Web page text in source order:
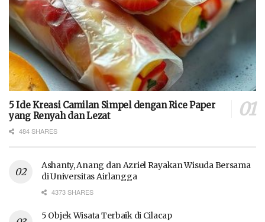
5 Ide Kreasi Camilan Simpel dengan Rice Paper
yang Renyah dan Lezat
484 SHARES
Ashanty, Anang dan Azriel Rayakan Wisuda Bersama
di Universitas Airlangga
4373 SHARES
5 Objek Wisata Terbaik di Cilacap